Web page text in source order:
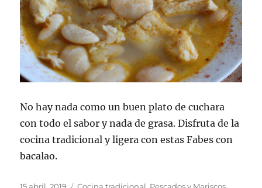
No hay nada como un buen plato de cuchara
con todo el sabor y nada de grasa. Disfruta de la
cocina tradicional y ligera con estas Fabes con
bacalao.
Publicado
15 abril, 2019 Categorías
Cocina tradicional, Pescados y Mariscos,